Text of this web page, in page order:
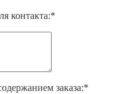
контакта:*
заказа:*